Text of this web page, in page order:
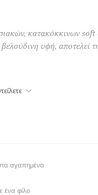
κατακόκκινων
υφή, αποτελεί
αγαπημένα
ένα φίλο